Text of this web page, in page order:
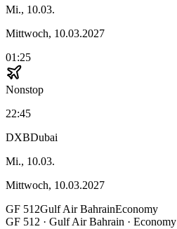
Mi., 10.03.
Mittwoch, 10.03.2027
01:25
Nonstop
22:45
DXBDubai
Mi., 10.03.
Mittwoch, 10.03.2027
GF 512Gulf Air BahrainEconomy
GF 512 · Gulf Air Bahrain · Economy